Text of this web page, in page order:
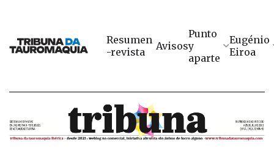
Resumen
-revista
Avisos
Punto
y
aparte
Eugénio
Eiroa